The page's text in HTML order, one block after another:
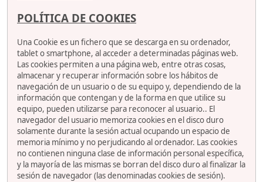
POLÍTICA DE COOKIES
Una Cookie es un fichero que se descarga en su ordenador,
tablet o smartphone, al acceder a determinadas páginas web.
Las cookies permiten a una página web, entre otras cosas,
almacenar y recuperar información sobre los hábitos de
navegación de un usuario o de su equipo y, dependiendo de la
información que contengan y de la forma en que utilice su
equipo, pueden utilizarse para reconocer al usuario.. El
navegador del usuario memoriza cookies en el disco duro
solamente durante la sesión actual ocupando un espacio de
memoria mínimo y no perjudicando al ordenador. Las cookies
no contienen ninguna clase de información personal específica,
y la mayoría de las mismas se borran del disco duro al finalizar la
sesión de navegador (las denominadas cookies de sesión).